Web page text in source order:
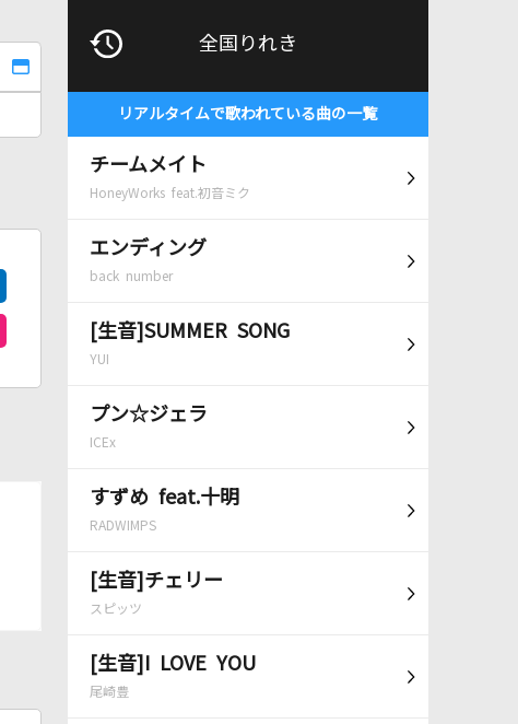
全国りれき
リアルタイムで歌われている曲の一覧
チームメイト
HoneyWorks feat.初音ミク
エンディング
back number
[生音]SUMMER SONG
YUI
プン☆ジェラ
ICEx
すずめ feat.十明
RADWIMPS
[生音]チェリー
スピッツ
[生音]I LOVE YOU
尾崎豊